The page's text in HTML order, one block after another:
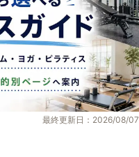
最終更新日：2026/08/07